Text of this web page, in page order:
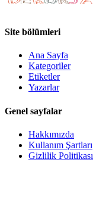
Site bölümleri
Ana Sayfa
Kategoriler
Etiketler
Yazarlar
Genel sayfalar
Hakkımızda
Kullanım Şartları
Gizlilik Politikası